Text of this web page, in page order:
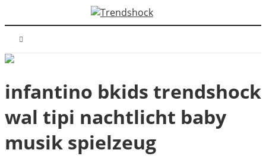
infantino bkids trendshock
wal tipi nachtlicht baby
musik spielzeug